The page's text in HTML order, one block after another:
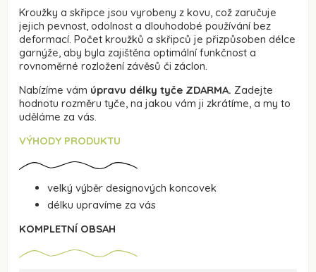
Kroužky a skřipce jsou vyrobeny z kovu, což zaručuje
jejich pevnost, odolnost a dlouhodobé používání bez
deformací. Počet kroužků a skřipců je přizpůsoben délce
garnýže, aby byla zajištěna optimální funkčnost a
rovnoměrné rozložení závěsů či záclon.
Nabízíme vám úpravu délky tyče ZDARMA. Zadejte
hodnotu rozměru tyče, na jakou vám ji zkrátíme, a my to
uděláme za vás.
VÝHODY PRODUKTU
velký výběr designových koncovek
délku upravíme za vás
KOMPLETNÍ OBSAH